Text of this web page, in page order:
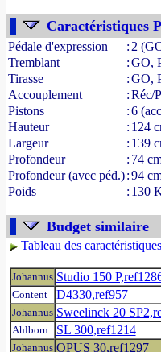
Caractéristiques
Pédale d'expression : 2
Tremblant
:GO,
Tirasse
:GO,
Accouplement
:Réc/
Pistons
:6
Hauteur
: 124
Largeur
: 139
Profondeur
: 74
Profondeur (avec péd.):94
Poids
: 130
Budget similaire
Tableau des caractéristiques
Johannus Studio 150
Content D4330,ref957
Johannus Sweelinck 20
Ahlborn SL 300,ref1214
Johannus OPUS 30,ref1297